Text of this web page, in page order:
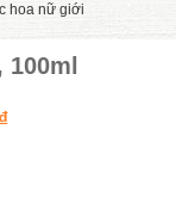
hoa nữ giới